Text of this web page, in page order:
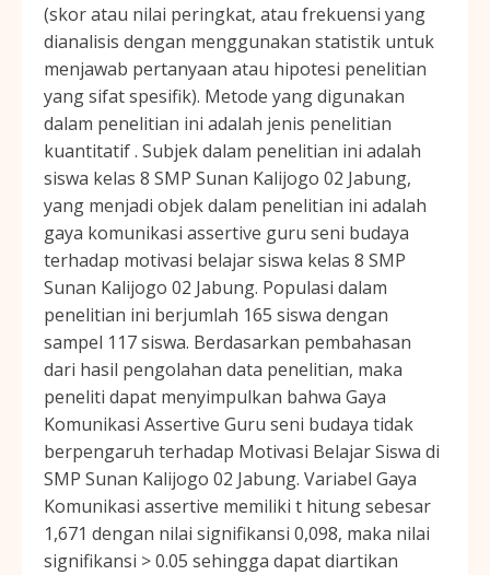
(skor atau nilai peringkat, atau frekuensi yang
dianalisis dengan menggunakan statistik untuk
menjawab pertanyaan atau hipotesi penelitian
yang sifat spesifik). Metode yang digunakan
dalam penelitian ini adalah jenis penelitian
kuantitatif . Subjek dalam penelitian ini adalah
siswa kelas 8 SMP Sunan Kalijogo 02 Jabung,
yang menjadi objek dalam penelitian ini adalah
gaya komunikasi assertive guru seni budaya
terhadap motivasi belajar siswa kelas 8 SMP
Sunan Kalijogo 02 Jabung. Populasi dalam
penelitian ini berjumlah 165 siswa dengan
sampel 117 siswa. Berdasarkan pembahasan
dari hasil pengolahan data penelitian, maka
peneliti dapat menyimpulkan bahwa Gaya
Komunikasi Assertive Guru seni budaya tidak
berpengaruh terhadap Motivasi Belajar Siswa di
SMP Sunan Kalijogo 02 Jabung. Variabel Gaya
Komunikasi assertive memiliki t hitung sebesar
1,671 dengan nilai signifikansi 0,098, maka nilai
signifikansi > 0.05 sehingga dapat diartikan